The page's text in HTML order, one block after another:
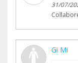
31/07/
Gi Mi